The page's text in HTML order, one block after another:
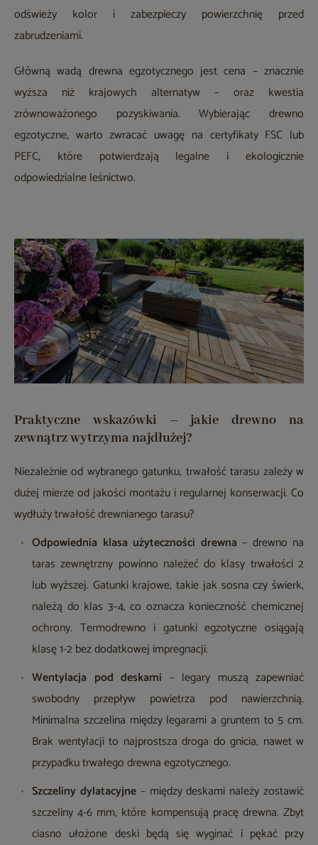
odświeży kolor i zabezpieczy powierzchnię przed
zabrudzeniami.
Główną wadą drewna egzotycznego jest cena – znacznie
wyższa niż krajowych alternatyw – oraz kwestia
zrównoważonego pozyskiwania. Wybierając drewno
egzotyczne, warto zwracać uwagę na certyfikaty FSC lub
PEFC, które potwierdzają legalne i ekologicznie
odpowiedzialne leśnictwo.
Praktyczne wskazówki – jakie drewno na
zewnątrz wytrzyma najdłużej?
Niezależnie od wybranego gatunku, trwałość tarasu zależy w
dużej mierze od jakości montażu i regularnej konserwacji. Co
wydłuży trwałość drewnianego tarasu?
Odpowiednia klasa użyteczności drewna – drewno na
taras zewnętrzny powinno należeć do klasy trwałości 2
lub wyższej. Gatunki krajowe, takie jak sosna czy świerk,
należą do klas 3–4, co oznacza konieczność chemicznej
ochrony. Termodrewno i gatunki egzotyczne osiągają
klasę 1-2 bez dodatkowej impregnacji.
Wentylacja pod deskami – legary muszą zapewniać
swobodny przepływ powietrza pod nawierzchnią.
Minimalna szczelina między legarami a gruntem to 5 cm.
Brak wentylacji to najprostsza droga do gnicia, nawet w
przypadku trwałego drewna egzotycznego.
Szczeliny dylatacyjne– między deskami należy zostawić
szczeliny 4-6 mm, które kompensują pracę drewna. Zbyt
ciasno ułożone deski będą się wyginać i pękać przy